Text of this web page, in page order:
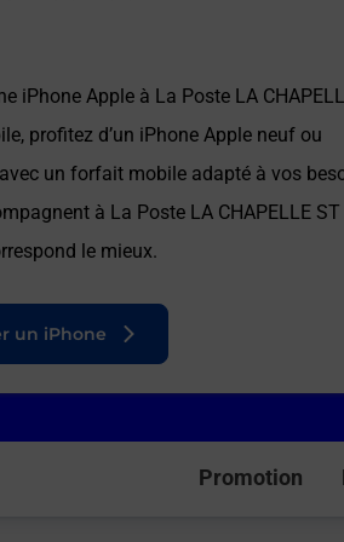
iPhone Apple à La Poste LA
profitez d’un iPhone Apple neuf ou
un forfait mobile adapté à vos
à La Poste LA CHAPELLE
le mieux.
un iPhone
Promotion